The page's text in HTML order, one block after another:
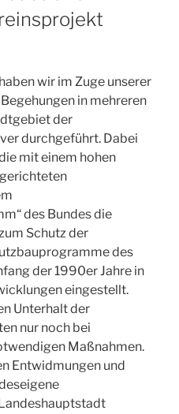
wir im Zuge unserer
in mehreren
der
durchgeführt. Dabei
mit einem hohen
des Bundes die
Schutz der
des
der 1990er Jahre in
eingestellt.
Unterhalt der
nur noch bei
Maßnahmen.
Entwidmungen und